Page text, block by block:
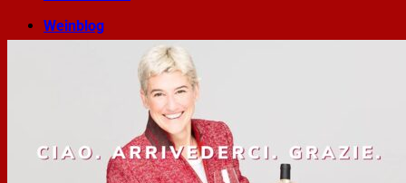
Weinblog
PREISLISTE